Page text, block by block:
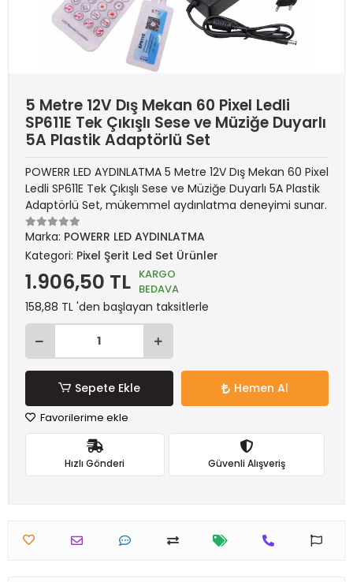
5 Metre 12V Dış Mekan 60 Pixel Ledli
SP611E Tek Çıkışlı Sese ve Müziğe Duyarlı
5A Plastik Adaptörlü Set
POWERR LED AYDINLATMA 5 Metre 12V Dış Mekan 60 Pixel
Ledli SP611E Tek Çıkışlı Sese ve Müziğe Duyarlı 5A Plastik
Adaptörlü Set, mükemmel aydınlatma deneyimi sunar.
Marka: POWERR LED AYDINLATMA
Kategori: Pixel Şerit Led Set Ürünler
1.906,50 TL KARGO
BEDAVA
158,88 TL 'den başlayan taksitlerle
Sepete Ekle Hemen Al
Favorilerime ekle
Hızlı Gönderi Güvenli Alışveriş